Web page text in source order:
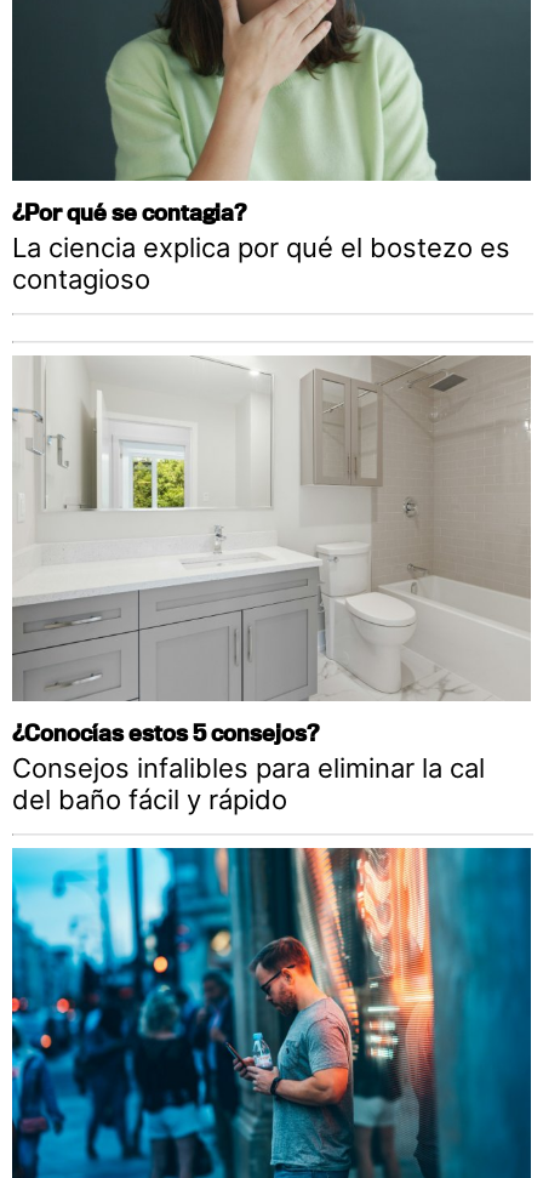
¿Por qué se contagia?
La ciencia explica por qué el bostezo es
contagioso
¿Conocías estos 5 consejos?
Consejos infalibles para eliminar la cal
del baño fácil y rápido